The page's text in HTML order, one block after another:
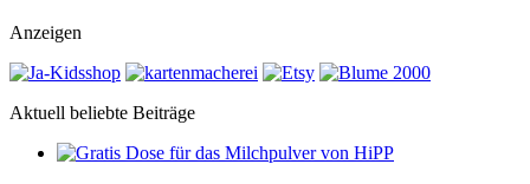
Anzeigen
Aktuell beliebte Beiträge